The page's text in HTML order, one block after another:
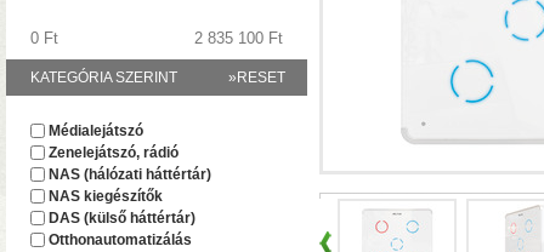
A TerraMaster-nél
F2-425 és F4-425
0 Ft 2 835 100 Ft
»RESET
KATEGÓRIA SZERINT
Médialejátszó
Zenelejátszó, rádió
NAS (hálózati háttértár)
NAS kiegészítők
DAS (külső háttértár)
Otthonautomatizálás